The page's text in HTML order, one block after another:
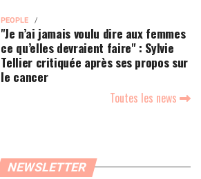
PEOPLE
"Je n’ai jamais voulu dire aux femmes
ce qu’elles devraient faire" : Sylvie
Tellier critiquée après ses propos sur
le cancer
Toutes les news
NEWSLETTER